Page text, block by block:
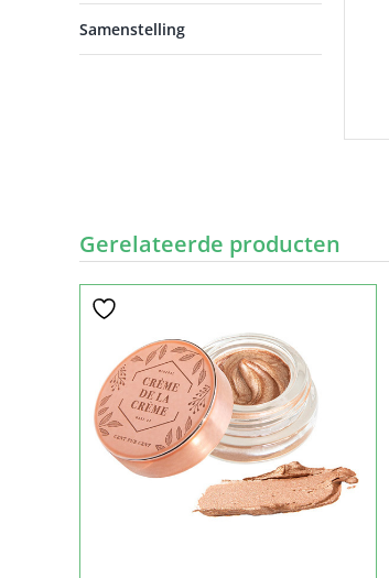
Samenstelling
Gerelateerde producten